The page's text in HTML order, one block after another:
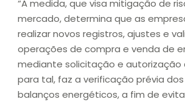
“A medida, que visa mitigação de
mercado, determina que as
realizar novos registros, ajustes e
operações de compra e venda de
mediante solicitação e autorização
para tal, faz a verificação prévia
balanços energéticos, a fim de